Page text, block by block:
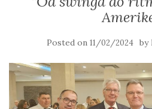
Posted on 11/02/2024 by